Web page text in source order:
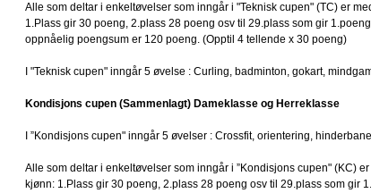
Alle som deltar i enkeltøvelser som inngår i "Teknisk cupen" (TC) er
1.Plass gir 30 poeng, 2.plass 28 poeng osv til 29.plass som gir
oppnåelig poengsum er 120 poeng. (Opptil 4 tellende x 30 poeng)
I "Teknisk cupen" inngår 5 øvelse : Curling, badminton, gokart,
Kondisjons cupen (Sammenlagt) Dameklasse og Herreklasse
I ”Kondisjons cupen" inngår 5 øvelser : Crossfit, orientering,
Alle som deltar i enkeltøvelser som inngår i ”Kondisjons cupen" (KC)
kjønn: 1.Plass gir 30 poeng, 2.plass 28 poeng osv til 29.plass som gir